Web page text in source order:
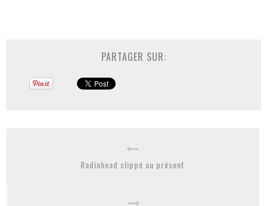
PARTAGER SUR:
Radiohead clippé au présent